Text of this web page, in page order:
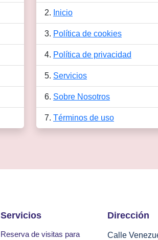
Inicio
Política de cookies
Política de privacidad
Servicios
Sobre Nosotros
Términos de uso
Servicios
Reserva de visitas para
Dirección
Calle